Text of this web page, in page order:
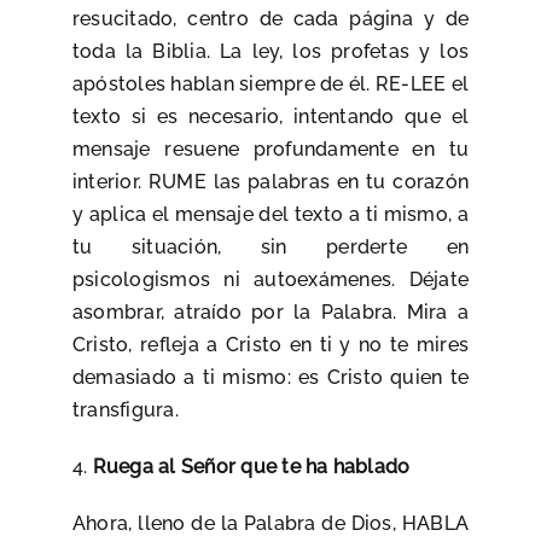
resucitado, centro de cada página y de
toda la Biblia. La ley, los profetas y los
apóstoles hablan siempre de él. RE-LEE el
texto si es necesario, intentando que el
mensaje resuene profundamente en tu
interior. RUME las palabras en tu corazón
y aplica el mensaje del texto a ti mismo, a
tu situación, sin perderte en
psicologismos ni autoexámenes. Déjate
asombrar, atraído por la Palabra. Mira a
Cristo, refleja a Cristo en ti y no te mires
demasiado a ti mismo: es Cristo quien te
transfigura.
4. Ruega al Señor que te ha hablado
Ahora, lleno de la Palabra de Dios, HABLA